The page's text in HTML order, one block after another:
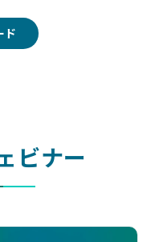
システム化したい方
ド
ビナー